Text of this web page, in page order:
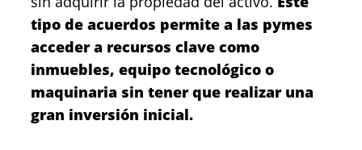
tipo de acuerdos permite a las pymes
acceder a recursos clave como
inmuebles, equipo tecnológico o
maquinaria sin tener que realizar una
gran inversión inicial.